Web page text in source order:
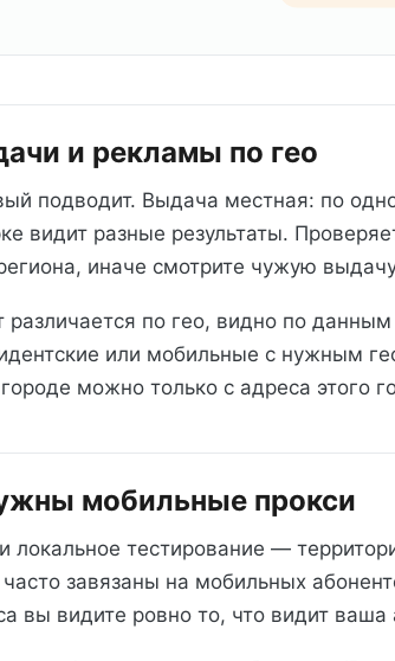
и рекламы по гео
подводит. Выдача местная: по
видит разные результаты.
иначе смотрите чужую
различается по гео, видно по данным
или мобильные с нужным
можно только с адреса этого
мобильные прокси
локальное тестирование —
завязаны на мобильных
вы видите ровно то, что видит ваша